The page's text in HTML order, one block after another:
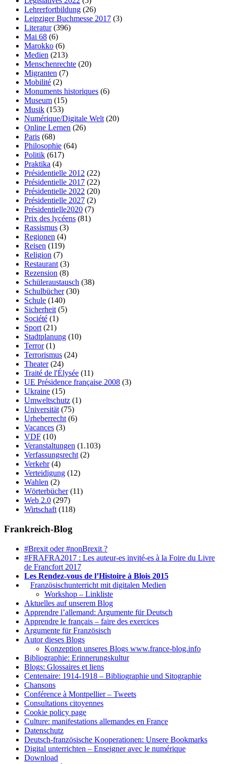
Lehrerfortbildung (26)
Leipziger Buchmesse 2017 (3)
Literatur(396)
Mai 68 (6)
Marokko (6)
Medien (213)
Menschenrechte (20)
Migranten (7)
Mobilité (2)
Monuments historiques (6)
Museum (15)
Musik (153)
Numérique/Digitale Welt (20)
Online Lernen (26)
Paris (68)
Philosophie (64)
Politik (617)
Praktika (4)
Présidentielle 2012 (22)
Présidentielle 2017 (22)
Présidentielle 2022 (20)
Présidentielle 2027 (2)
Présidentielle2020 (7)
Prix des lycéens (81)
Rassismus (3)
Regionen (4)
Reisen (119)
Religion (7)
Restaurant (3)
Rezension (8)
Schüleraustausch (38)
Schulbücher(30)
Schule (140)
Sicherheit (5)
Société (1)
Sport (21)
Stadtplanung (10)
Terror(1)
Terrorismus (24)
Theater(24)
Traité de l'Élysée (11)
UE Présidence française 2008 (3)
Ukraine (15)
Umweltschutz (1)
Universität (75)
Urheberrecht (6)
Vacances (3)
VDF (10)
Veranstaltungen (1.103)
Verfassungsrecht (2)
Verkehr(4)
Verteidigung (12)
Wahlen (2)
Wörterbücher(11)
Web 2.0 (297)
Wirtschaft (118)
Frankreich-Blog
#Brexit oder #nonBrexit ?
#FRAFRA2017 : Les auteur-es invité-es à la Foire du Livre
de Francfort 2017
Les Rendez-vous de l’Histoire à Blois 2015
Französischunterricht mit digitalen Medien
Workshop – Linkliste
Aktuelles auf unserem Blog
Apprendre l’allemand: Argumente für Deutsch
Apprendre le français – faire des exercices
Argumente für Französisch
Autor dieses Blogs
Konzeption unseres Blogs www.france-blog.info
Bibliographie: Erinnerungskultur
Blogs: Glossaires et liens
Centenaire: 1914-1918 – Bibliographie und Sitographie
Chansons
Conférence à Montpellier – Tweets
Consultations citoyennes
Cookie policy page
Culture: manifestations allemandes en France
Datenschutz
Deutsch-französische Kooperationen: Unsere Bookmarks
Digital unterrichten – Enseigner avec le numérique
Download